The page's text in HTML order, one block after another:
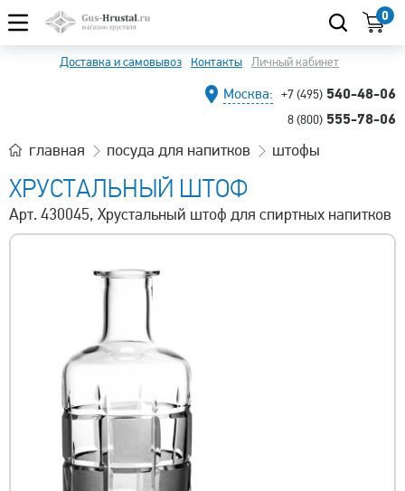
0
Доставка и самовывоз Контакты Личный кабинет
Москва: +7 (495) 540-48-06
8 (800) 555-78-06
главная посуда для напитков штофы
ХРУСТАЛЬНЫЙ ШТОФ
Арт. 430045, Хрустальный штоф для спиртных напитков